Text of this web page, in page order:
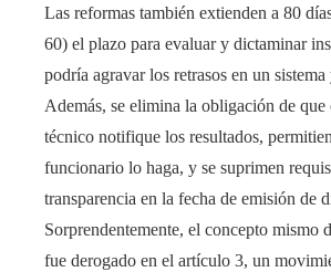
Las reformas también extienden a 80
60) el plazo para evaluar y dictaminar
podría agravar los retrasos en un sistema
Además, se elimina la obligación de que
técnico notifique los resultados,
funcionario lo haga, y se suprimen
transparencia en la fecha de emisión de
Sorprendentemente, el concepto mismo
fue derogado en el artículo 3, un